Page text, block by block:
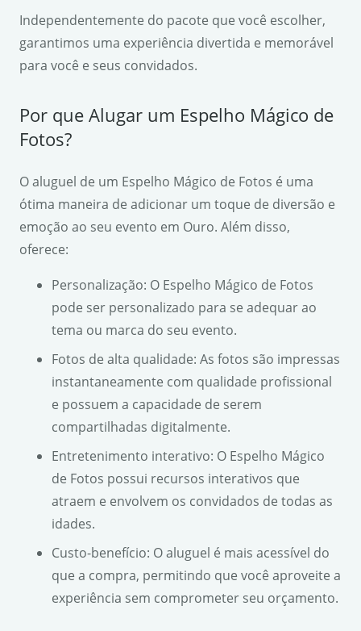
Independentemente do pacote que você escolher,
garantimos uma experiência divertida e memorável
para você e seus convidados.
Por que Alugar um Espelho Mágico de
Fotos?
O aluguel de um Espelho Mágico de Fotos é uma
ótima maneira de adicionar um toque de diversão e
emoção ao seu evento em Ouro. Além disso,
oferece:
Personalização: O Espelho Mágico de Fotos
pode ser personalizado para se adequar ao
tema ou marca do seu evento.
Fotos de alta qualidade: As fotos são impressas
instantaneamente com qualidade profissional
e possuem a capacidade de serem
compartilhadas digitalmente.
Entretenimento interativo: O Espelho Mágico
de Fotos possui recursos interativos que
atraem e envolvem os convidados de todas as
idades.
Custo-benefício: O aluguel é mais acessível do
que a compra, permitindo que você aproveite a
experiência sem comprometer seu orçamento.